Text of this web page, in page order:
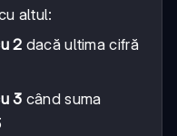
altul:
2 dacă ultima cifră
3 când suma